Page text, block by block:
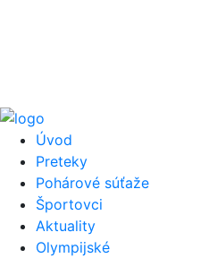
Úvod
Preteky
Pohárové súťaže
Športovci
Aktuality
Olympijské